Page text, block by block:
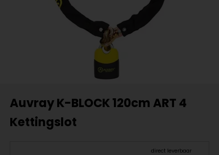
Auvray K-BLOCK 120cm ART 4
Kettingslot
direct leverbaar